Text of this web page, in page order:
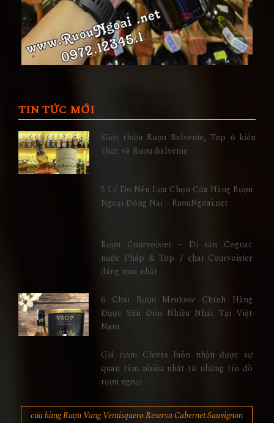
TIN TỨC MỚI
Giới thiệu Rượu Balvenie, Top 6 kiến
thức về Rượu Balvenie
5 Lý Do Nên Lựa Chọn Cửa Hàng Rượu
Ngoại Đồng Nai – RuouNgoai.net
Rượu Courvoisier – Di sản Cognac
nước Pháp & Top 7 chai Courvoisier
đáng mua nhất
6 Chai Rượu Meukow Chính Hãng
Được Săn Đón Nhiều Nhất Tại Việt
Nam
Giá rượu Chivas luôn nhận được sự
quan tâm nhiều nhất từ những tín đồ
rượu ngoại
cửa hàng Rượu Vang Ventisquero Reserva Cabernet Sauvignon